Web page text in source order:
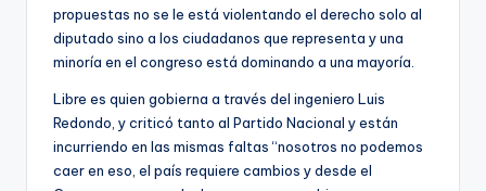
propuestas no se le está violentando el derecho solo al
diputado sino a los ciudadanos que representa y una
minoría en el congreso está dominando a una mayoría.
Libre es quien gobierna a través del ingeniero Luis
Redondo, y criticó tanto al Partido Nacional y están
incurriendo en las mismas faltas “nosotros no podemos
caer en eso, el país requiere cambios y desde el